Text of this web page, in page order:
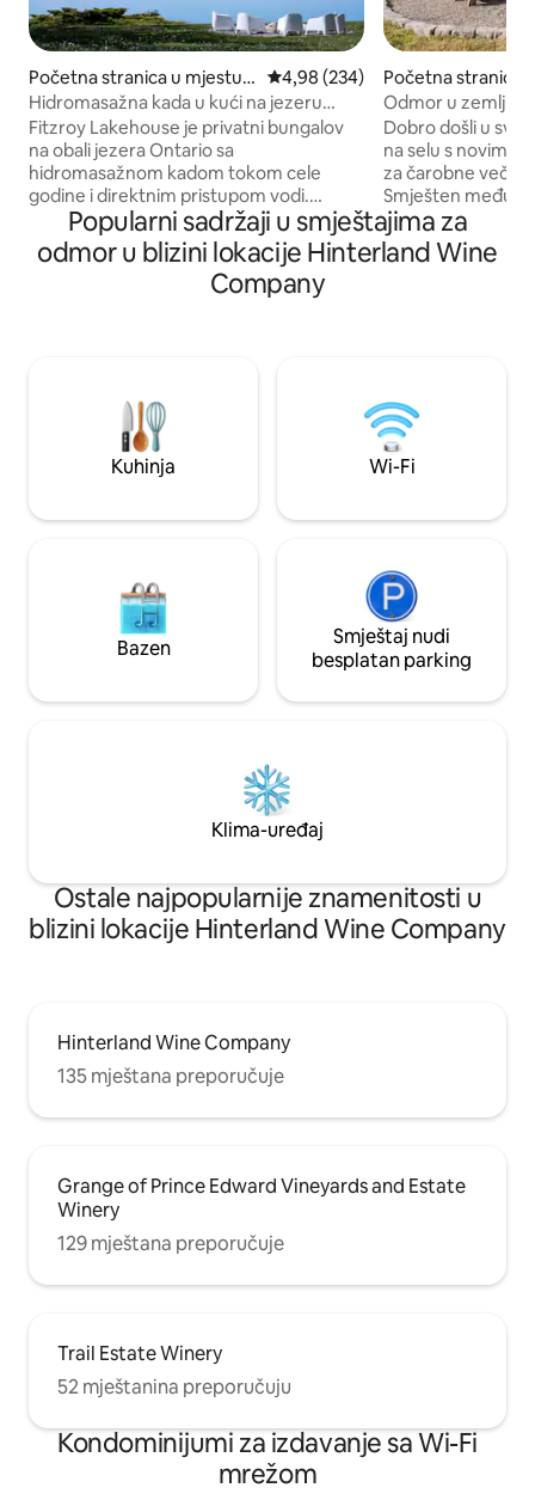
Početna stranica u mjestu P
rince Edward
prosječna ocjena 4,98 od 5,
4,98 (234)
Hidromasažna kada u kući na jezeru
Ficroj
Fitzroy Lakehouse je privatni bungalov
na obali jezera Ontario sa
hidromasažnom kadom tokom cele
godine i direktnim pristupom vodi.
Uživajte u pogledu na jezero iz glavnog
dnevnog boravka i glavne spavaće sobe,
kao i u privatnoj stjenovitoj plaži od 60
metara sa sezonskim stepenicama od
prostorom, ognjištem, dječjim igralištem
i punjačem za električna vozila. Idealno
za porodice, parove i ljude koji rade na
daljinu, a žele privatnost i pogled.
Početna stranica
ince Edward
Odmor u zemlji
pored vinarija –
Dobro došli u
na selu s novim
za čarobne
Smješten među
ovaj prostrani
sobe nalazi se na
udaljen je manje
parka Nort Bič. PEC STA licenca: ST-
2020-0142 VRLO BRZ WI-FI
Ponosan/
Popularni sadržaji u smještajima za
odmor u blizini lokacije Hinterland Wine
Company
Kuhinja Wi-Fi
Bazen
Smještaj nudi
besplatan parking
Klima-uređaj
Ostale najpopularnije znamenitosti u
blizini lokacije Hinterland Wine Company
Hinterland Wine Company
135 mještana preporučuje
Grange of Prince Edward Vineyards and Estate
Winery
129 mještana preporučuje
Trail Estate Winery
52 mještanina preporučuju
Kondominijumi za izdavanje sa Wi-Fi
mrežom